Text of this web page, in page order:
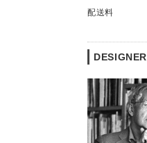
配送料
DESIGNER